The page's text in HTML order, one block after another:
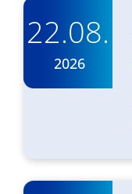
22.08.
2026